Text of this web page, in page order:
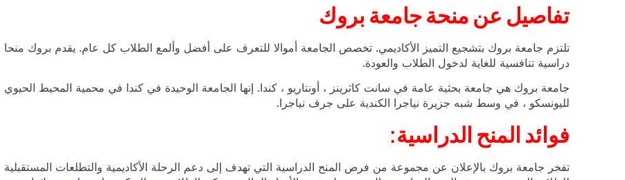
تفاصيل عن منحة جامعة بروك
تلتزم جامعة بروك بتشجيع التميز الأكاديمي. تخصص الجامعة أموالا للتعرف على أفضل وألمع الطلاب كل عام. يقدم بروك منحا
دراسية تنافسية للغاية لدخول الطلاب والعودة.
جامعة بروك هي جامعة بحثية عامة في سانت كاثرينز ، أونتاريو ، كندا. إنها الجامعة الوحيدة في كندا في محمية المحيط الحيوي
لليونسكو ، في وسط شبه جزيرة نياجرا الكندية على جرف نياجرا.
فوائد المنح الدراسية:
تفخر جامعة بروك بالإعلان عن مجموعة من فرص المنح الدراسية التي تهدف إلى دعم الرحلة الأكاديمية والتطلعات المستقبلية